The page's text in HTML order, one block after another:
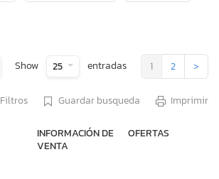
Show 25 entradas 1 2 >
Filtros Guardar busqueda Imprimir
INFORMACIÓN DE
VENTA
OFERTAS